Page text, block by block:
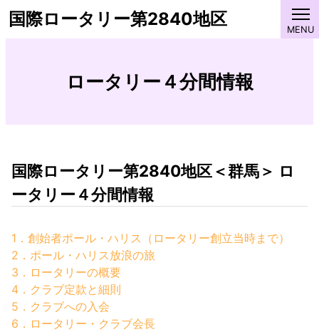
国際ロータリー第2840地区
ロータリー４分間情報
国際ロータリー第2840地区＜群馬＞ ロ
ータリー４分間情報
1．創始者ポール・ハリス（ロータリー創立当時まで）
2．ポール・ハリス放浪の旅
3．ロータリーの概要
4．クラブ定款と細則
5．クラブへの入会
6．ロータリー・クラブ会長